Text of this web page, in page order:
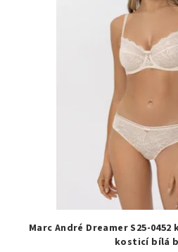
Marc André Dreamer S25-
kosticí bílá